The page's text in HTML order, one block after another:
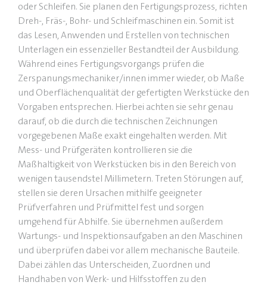
oder Schleifen. Sie planen den Fertigungsprozess, richten
Dreh-, Fräs-, Bohr- und Schleifmaschinen ein. Somit ist
das Lesen, Anwenden und Erstellen von technischen
Unterlagen ein essenzieller Bestandteil der Ausbildung.
Während eines Fertigungsvorgangs prüfen die
Zerspanungsmechaniker/innen immer wieder, ob Maße
und Oberflächenqualität der gefertigten Werkstücke den
Vorgaben entsprechen. Hierbei achten sie sehr genau
darauf, ob die durch die technischen Zeichnungen
vorgegebenen Maße exakt eingehalten werden. Mit
Mess- und Prüfgeräten kontrollieren sie die
Maßhaltigkeit von Werkstücken bis in den Bereich von
wenigen tausendstel Millimetern. Treten Störungen auf,
stellen sie deren Ursachen mithilfe geeigneter
Prüfverfahren und Prüfmittel fest und sorgen
umgehend für Abhilfe. Sie übernehmen außerdem
Wartungs- und Inspektionsaufgaben an den Maschinen
und überprüfen dabei vor allem mechanische Bauteile.
Dabei zählen das Unterscheiden, Zuordnen und
Handhaben von Werk- und Hilfsstoffen zu den